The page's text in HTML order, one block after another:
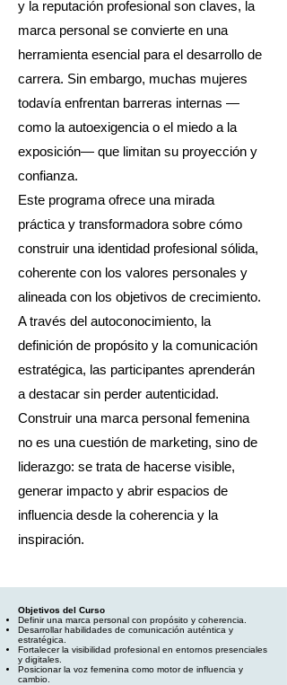
y la reputación profesional son claves, la
marca personal se convierte en una
herramienta esencial para el desarrollo de
carrera. Sin embargo, muchas mujeres
todavía enfrentan barreras internas —
como la autoexigencia o el miedo a la
exposición— que limitan su proyección y
confianza.
Este programa ofrece una mirada
práctica y transformadora sobre cómo
construir una identidad profesional sólida,
coherente con los valores personales y
alineada con los objetivos de crecimiento.
A través del autoconocimiento, la
definición de propósito y la comunicación
estratégica, las participantes aprenderán
a destacar sin perder autenticidad.
Construir una marca personal femenina
no es una cuestión de marketing, sino de
liderazgo: se trata de hacerse visible,
generar impacto y abrir espacios de
influencia desde la coherencia y la
inspiración.
Objetivos del Curso
Definir una marca personal con propósito y coherencia.
Desarrollar habilidades de comunicación auténtica y
estratégica.
Fortalecer la visibilidad profesional en entornos presenciales
y digitales.
Posicionar la voz femenina como motor de influencia y
cambio.